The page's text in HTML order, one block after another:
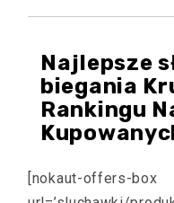
Najlepsze
biegania
Rankingu
[nokaut-offers-